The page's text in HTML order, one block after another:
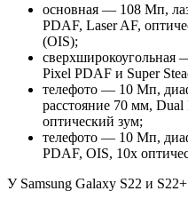
основная — 108 Мп,
PDAF, Laser AF,
(OIS);
сверхширокоугольная
Pixel PDAF и Super
телефото — 10 Мп,
расстояние 70 мм,
оптический зум;
телефото — 10 Мп,
PDAF, OIS, 10x
У Samsung Galaxy S22 и